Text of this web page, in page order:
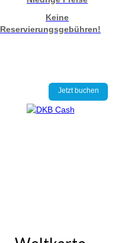
Keine
Reservierungsgebühren!
Jetzt buchen